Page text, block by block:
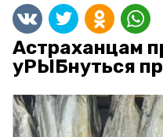
Астраханцам
уРЫБнуться